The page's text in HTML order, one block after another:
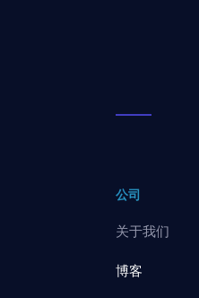
公司
关于我们
博客